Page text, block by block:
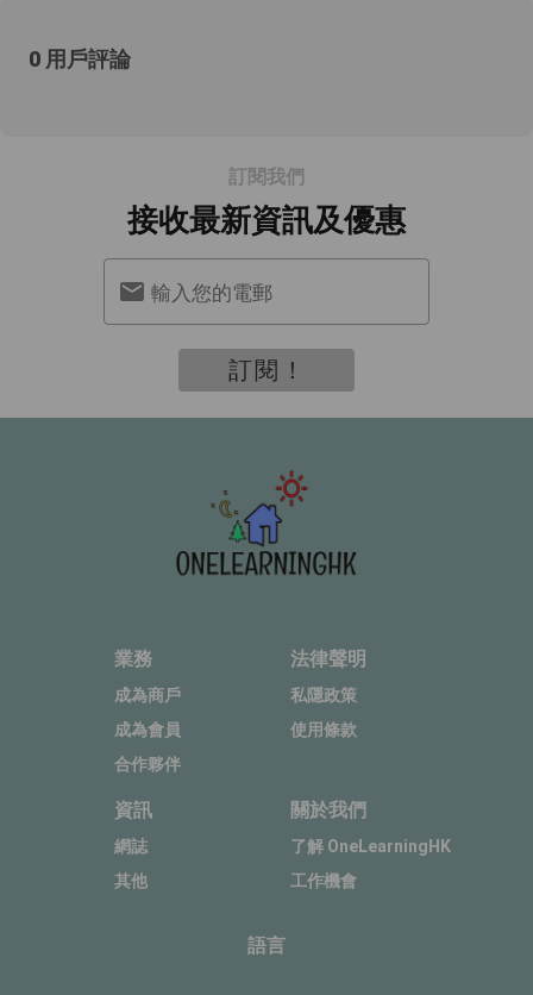
0 用戶評論
訂閱我們
接收最新資訊及優惠
輸入您的電郵
訂閱！
業務
成為商戶
成為會員
合作夥伴
法律聲明
私隱政策
使用條款
資訊
網誌
其他
關於我們
了解 OneLearningHK
工作機會
語言